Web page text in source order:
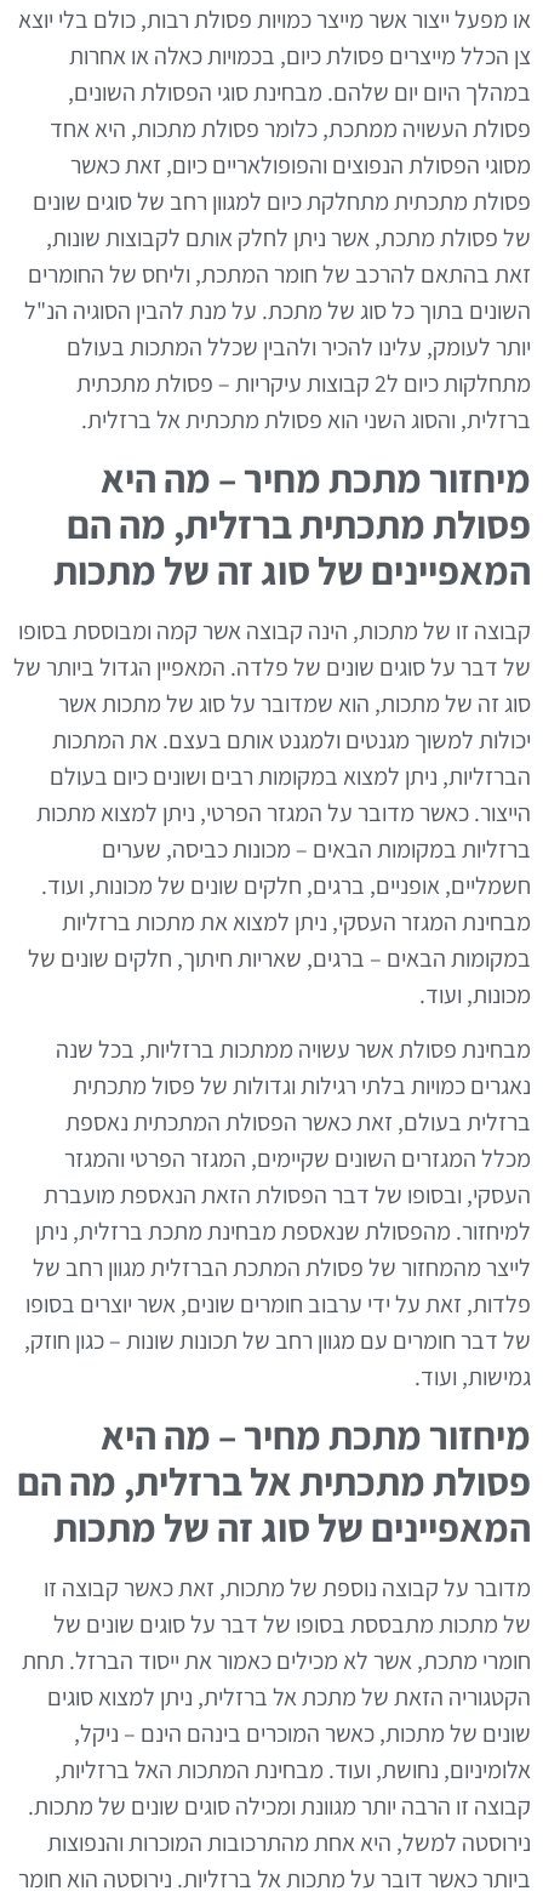
או מפעל ייצור אשר מייצר כמויות פסולת רבות,כולם בלי יוצא
צן הכלל מייצרים פסולת כיום, בכמויות כאלה או אחרות
במהלך היום יום שלהם. מבחינת סוגי הפסולת השונים,
פסולת העשויה ממתכת,כלומר פסולת מתכות, היא אחד
מסוגי הפסולת הנפוצים והפופולאריים כיום, זאת כאשר
פסולת מתכתית מתחלקת כיום למגוון רחב של סוגים שונים
של פסולת מתכת,אשר ניתן לחלק אותם לקבוצות שונות,
זאת בהתאם להרכב של חומר המתכת, וליחס של החומרים
השונים בתוך כל סוג של מתכת. על מנת להבין הסוגיה הנ"ל
יותר לעומק, עלינו להכיר ולהבין שכלל המתכות בעולם
מתחלקות כיום ל2קבוצות עיקריות– פסולת מתכתית
ברזלית, והסוג השני הוא פסולת מתכתית אל ברזלית.
מיחזור מתכת מחיר–מה היא
פסולת מתכתית ברזלית, מה הם
המאפיינים של סוג זה של מתכות
קבוצה זו של מתכות, הינה קבוצה אשר קמה ומבוססת בסופו
של דבר על סוגים שונים של פלדה. המאפיין הגדול ביותר של
סוג זה של מתכות, הוא שמדובר על סוג של מתכות אשר
יכולות למשוך מגנטים ולמגנט אותם בעצם.את המתכות
הברזליות, ניתן למצוא במקומות רבים ושונים כיום בעולם
הייצור.כאשר מדובר על המגזר הפרטי, ניתן למצוא מתכות
ברזליות במקומות הבאים – מכונות כביסה, שערים
חשמליים,אופניים, ברגים, חלקים שונים של מכונות, ועוד.
מבחינת המגזר העסקי, ניתן למצוא את מתכות ברזליות
במקומות הבאים – ברגים, שאריות חיתוך, חלקים שונים של
מכונות, ועוד.
מבחינת פסולת אשר עשויה ממתכות ברזליות, בכל שנה
נאגרים כמויות בלתי רגילות וגדולות של פסול מתכתית
ברזלית בעולם, זאת כאשר הפסולת המתכתית נאספת
מכלל המגזרים השונים שקיימים, המגזר הפרטי והמגזר
העסקי, ובסופו של דבר הפסולת הזאת הנאספת מועברת
למיחזור. מהפסולת שנאספת מבחינת מתכת ברזלית, ניתן
לייצר מהמחזור של פסולת המתכת הברזלית מגוון רחב של
פלדות, זאת על ידי ערבוב חומרים שונים,אשר יוצרים בסופו
של דבר חומרים עם מגוון רחב של תכונות שונות–כגון חוזק,
גמישות, ועוד.
מיחזור מתכת מחיר–מה היא
פסולת מתכתית אל ברזלית, מה הם
המאפיינים של סוג זה של מתכות
מדובר על קבוצה נוספת של מתכות, זאת כאשר קבוצה זו
של מתכות מתבססת בסופו של דבר על סוגים שונים של
חומרי מתכת,אשר לא מכילים כאמור את ייסוד הברזל. תחת
הקטגוריה הזאת של מתכת אל ברזלית, ניתן למצוא סוגים
שונים של מתכות,כאשר המוכרים בינהם הינם – ניקל,
אלומיניום, נחושת, ועוד. מבחינת המתכות האל ברזליות,
קבוצה זו הרבה יותר מגוונת ומכילה סוגים שונים של מתכות.
נירוסטה למשל, היא אחת מהתרכובות המוכרות והנפוצות
ביותר כאשר דובר על מתכות אל ברזליות. נירוסטה הוא חומר